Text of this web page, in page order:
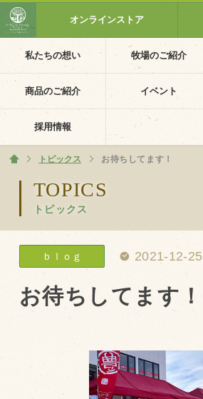
私たちの想い 牧場のご紹介
商品のご紹介 イベント
採用情報
オンラインストア
TOPICS
トピックス
ホーム
トピックス お待ちしてます！
ｂｌｏｇ 2021-12-25
お待ちしてます！
ホーム
私たちの想い
PV動画
イベントカレンダー
イベント一覧
採用情報
企業ご案内
会社概要・沿革
アクセス
トピックス（新着順）
お知らせ